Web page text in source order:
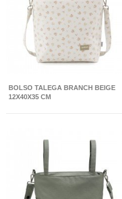
BOLSO TALEGA BRANCH BEIGE
12X40X35 CM